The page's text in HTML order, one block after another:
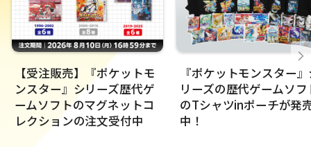
モバイルバッテリー（発売元：株式会社ポケモン）
の自主回収およびご返金に関する再度のお知らせと
お願い
【受注販売】『ポケットモ
ンスター』シリーズ歴代ゲ
ームソフトのマグネットコ
レクションの注文受付中
『ポケットモンスター
リーズの歴代ゲームソフ
のTシャツinポーチが発
中！